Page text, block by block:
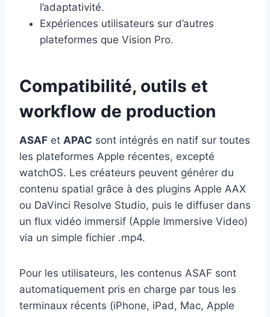
l’adaptativité.
Expériences utilisateurs sur d’autres
plateformes que Vision Pro.
Compatibilité, outils et
workflow de production
ASAF et APAC sont intégrés en natif sur toutes
les plateformes Apple récentes, excepté
watchOS. Les créateurs peuvent générer du
contenu spatial grâce à des plugins Apple AAX
ou DaVinci Resolve Studio, puis le diffuser dans
un flux vidéo immersif (Apple Immersive Video)
via un simple fichier .mp4.
Pour les utilisateurs, les contenus ASAF sont
automatiquement pris en charge par tous les
terminaux récents (iPhone, iPad, Mac, Apple